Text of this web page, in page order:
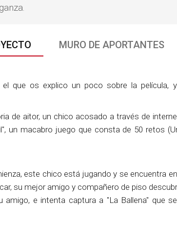
MURO DE APORTANTES
que os explico un poco sobre la película,
de aitor, un chico acosado a través de
un macabro juego que consta de 50 retos
este chico está jugando y se encuentra
su mejor amigo y compañero de piso
amigo, e intenta captura a "La Ballena" que